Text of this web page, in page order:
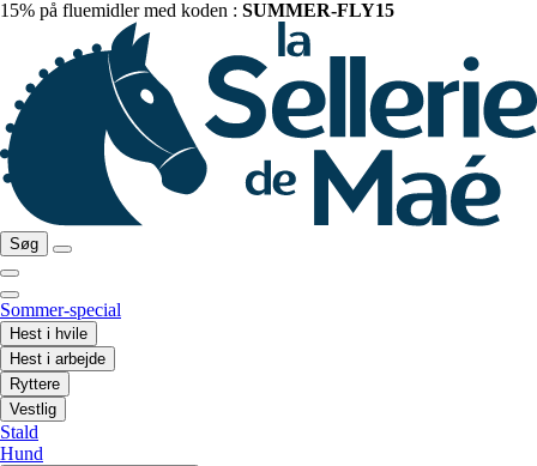
15% på fluemidler med koden : SUMMER-FLY15
Søg
Sommer-special
Hest i hvile
Hest i arbejde
Ryttere
Vestlig
Stald
Hund